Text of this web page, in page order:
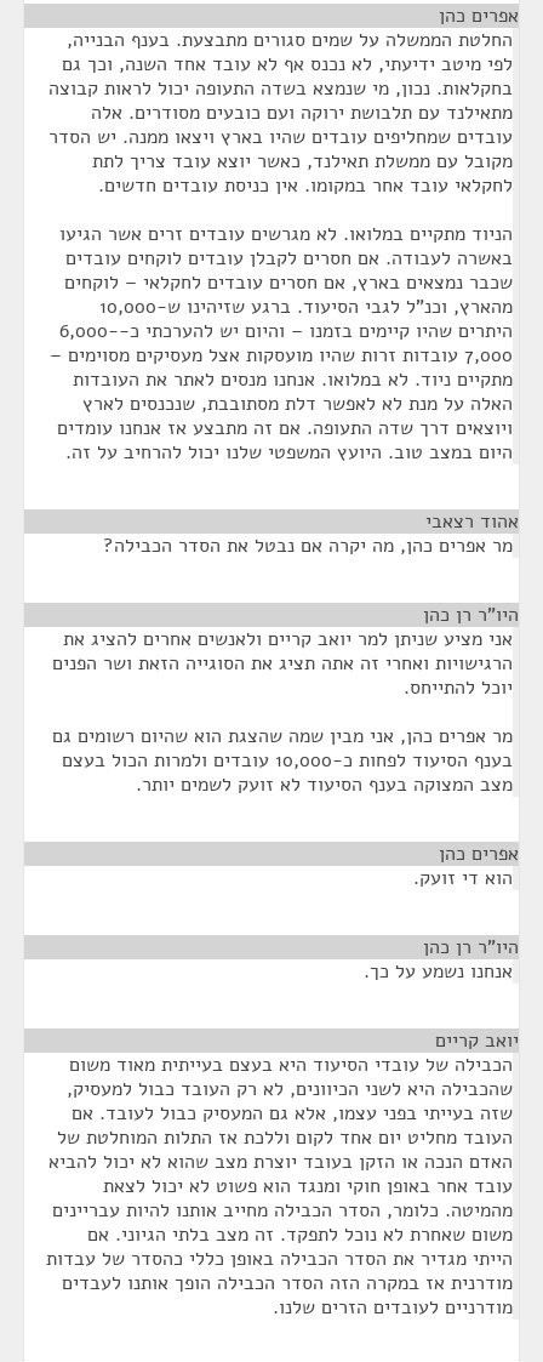
אפרים כהן
החלטת הממשלה על שמים סגורים מתבצעת. בענף הבנייה,
לפי מיטב ידיעתי, לא נכנס אף לא עובד אחד השנה, וכך גם
בחקלאות. נכון, מי שנמצא בשדה התעופה יכול לראות קבוצה
מתאילנד עם תלבושת ירוקה ועם כובעים מסודרים. אלה
עובדים שמחליפים עובדים שהיו בארץ ויצאו ממנה. יש הסדר
מקובל עם ממשלת תאילנד, כאשר יוצא עובד צריך לתת
לחקלאי עובד אחר במקומו. אין כניסת עובדים חדשים.
הניוד מתקיים במלואו. לא מגרשים עובדים זרים אשר הגיעו
באשרה לעבודה. אם חסרים לקבלן עובדים לוקחים עובדים
שכבר נמצאים בארץ, אם חסרים עובדים לחקלאי – לוקחים
מהארץ, וכנ"ל לגבי הסיעוד. ברגע שזיהינו ש-10,000
היתרים שהיו קיימים בזמנו – והיום יש להערכתי כ-6,000-
7,000 עובדות זרות שהיו מועסקות אצל מעסיקים מסוימים –
מתקיים ניוד. לא במלואו. אנחנו מנסים לאתר את העובדות
האלה על מנת לא לאפשר דלת מסתובבת, שנכנסים לארץ
ויוצאים דרך שדה התעופה. אם זה מתבצע אז אנחנו עומדים
היום במצב טוב. היועץ המשפטי שלנו יכול להרחיב על זה.
אהוד רצאבי
מר אפרים כהן, מה יקרה אם נבטל את הסדר הכבילה?
היו"ר רן כהן
אני מציע שניתן למר יואב קריים ולאנשים אחרים להציג את
הרגישויות ואחרי זה אתה תציג את הסוגייה הזאת ושר הפנים
יוכל להתייחס.
מר אפרים כהן, אני מבין שמה שהצגת הוא שהיום רשומים גם
בענף הסיעוד לפחות כ-10,000 עובדים ולמרות הכול בעצם
מצב המצוקה בענף הסיעוד לא זועק לשמים יותר.
אפרים כהן
הוא די זועק.
היו"ר רן כהן
אנחנו נשמע על כך.
יואב קריים
הכבילה של עובדי הסיעוד היא בעצם בעייתית מאוד משום
שהכבילה היא לשני הכיוונים, לא רק העובד כבול למעסיק,
שזה בעייתי בפני עצמו, אלא גם המעסיק כבול לעובד. אם
העובד מחליט יום אחד לקום וללכת אז התלות המוחלטת של
האדם הנכה או הזקן בעובד יוצרת מצב שהוא לא יכול להביא
עובד אחר באופן חוקי ומנגד הוא פשוט לא יכול לצאת
מהמיטה. כלומר, הסדר הכבילה מחייב אותנו להיות עבריינים
משום שאחרת לא נוכל לתפקד. זה מצב בלתי הגיוני. אם
הייתי מגדיר את הסדר הכבילה באופן כללי כהסדר של עבדות
מודרנית אז במקרה הזה הסדר הכבילה הופך אותנו לעבדים
מודרניים לעובדים הזרים שלנו.